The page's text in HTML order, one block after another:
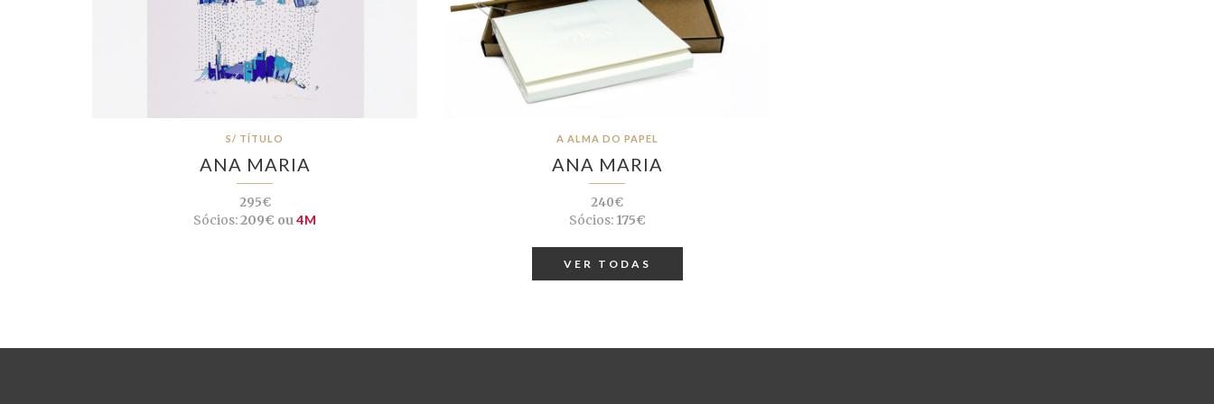
S/ TÍTULO
ANA MARIA
295€
Sócios:209€ ou 4M
A ALMA DO PAPEL
ANA MARIA
240€
Sócios:175€
VER TODAS